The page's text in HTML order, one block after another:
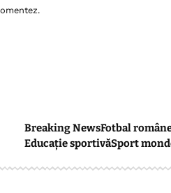
Breaking NewsFotbal
Educație sportivăSport